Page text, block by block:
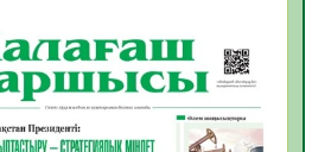
қарсы иммундау
53